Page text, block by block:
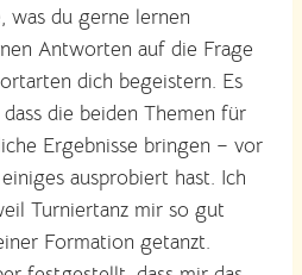
was du gerne lernen
Antworten auf die Frage
dich begeistern. Es
die beiden Themen für
Ergebnisse bringen – vor
ausprobiert hast. Ich
Turniertanz mir so gut
Formation getanzt.